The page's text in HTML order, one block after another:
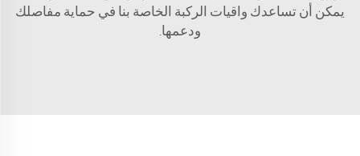
يمكن أن تساعدك واقيات الركبة الخاصة بنا في حماية مفاصلك
ودعمها.